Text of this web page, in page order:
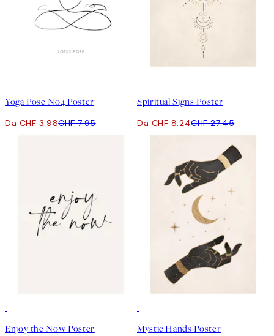
Yoga Pose No4 Poster
Da CHF 3.98CHF 7.95
Spiritual Signs Poster
Da CHF 8.24CHF 27.45
Enjoy the Now Poster Mystic Hands Poster